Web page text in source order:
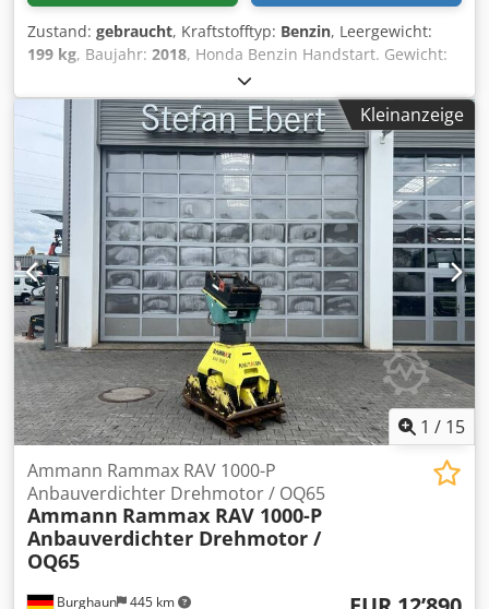
Zustand: gebraucht, Kraftstofftyp: Benzin, Leergewicht:
199 kg, Baujahr: 2018, Honda Benzin Handstart. Gewicht:
199 kg Csdexw H Hvopfx Af Esrf Schlagkraft: 30kn
Plattenbreite: 50cm Vorwärts/Rückwärts Preis: €1.700,-
exkl. MwSt Mehrere auf Lager!!
Kleinanzeige
1 / 15
Burghaun 445 km
Ammann Rammax RAV 1000-P
Anbauverdichter Drehmotor / OQ65
Ammann Rammax RAV 1000-P
Anbauverdichter Drehmotor /
OQ65